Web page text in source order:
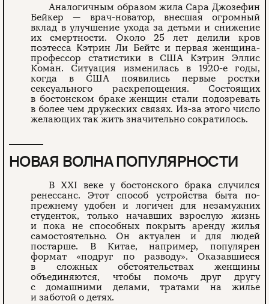
Аналогичным образом жила Сара Джозефин
Бейкер — врач-новатор, внесшая огромный
вклад в улучшение ухода за детьми и снижение
их смертности. Около 25 лет делили кров
поэтесса Кэтрин Ли Бейтс и первая женщина-
профессор статистики в США Кэтрин Эллис
Коман. Ситуация изменилась в 1920-е годы,
когда в США появились первые ростки
сексуального раскрепощения. Состоящих
в бостонском браке женщин стали подозревать
в более чем дружеских связях. Из-за этого число
желающих так жить значительно сократилось.
НОВАЯ ВОЛНА ПОПУЛЯРНОСТИ
В XXI веке у бостонского брака случился
ренессанс. Этот способ устройства быта по-
прежнему удобен и логичен для незамужних
студенток, только начавших взрослую жизнь
и пока не способных покрыть аренду жилья
самостоятельно. Он актуален и для людей
постарше. В Китае, например, популярен
формат «подруг по разводу». Оказавшиеся
в сложных обстоятельствах женщины
объединяются, чтобы помочь друг другу
с домашними делами, тратами на жилье
и заботой о детях.